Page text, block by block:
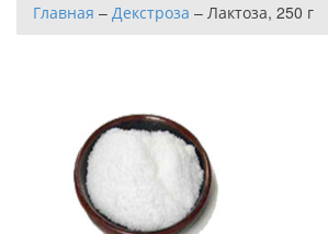
Главная – Декстроза – Лактоза, 250 г